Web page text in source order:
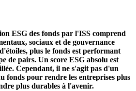
ESG des fonds par l'ISS comprend
sociaux et de gouvernance
plus le fonds est performant
de pairs. Un score ESG absolu est
Cependant, il ne s'agit pas d'un
fonds pour rendre les entreprises plus
plus durables à l'avenir.